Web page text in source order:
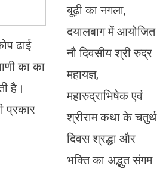
ढाई
का का
है।
प्रकार
बूढ़ी का नगला,
दयालबाग में आयोजित
नौ दिवसीय श्री रुद्र
महायज्ञ,
महारुद्राभिषेक एवं
श्रीराम कथा के चतुर्थ
दिवस श्रद्धा और
भक्ति का अद्भुत संगम